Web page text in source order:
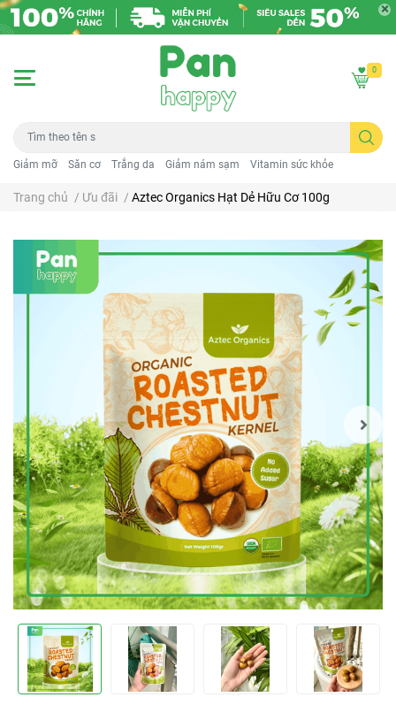
Giảm mỡ Săn cơ Trắng da Giảm nám sạm Vitamin sức khỏe
0
Trang chủ / Ưu đãi / Aztec Organics Hạt Dẻ Hữu Cơ 100g